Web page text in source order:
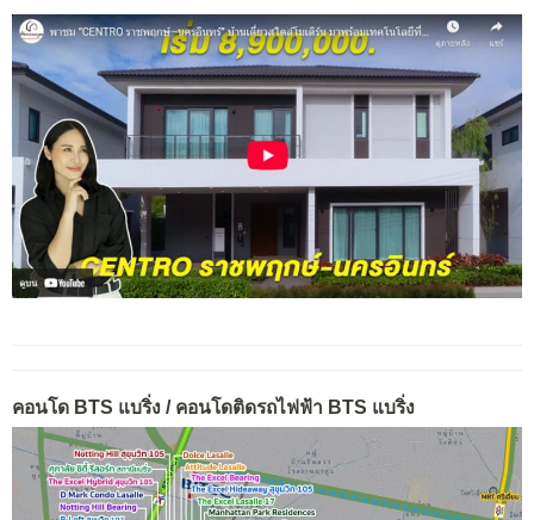
คอนโด BTS แบริ่ง / คอนโดติดรถไฟฟ้า BTS แบริ่ง